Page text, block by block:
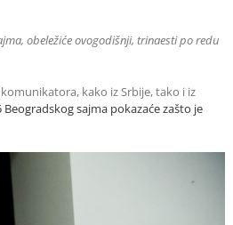
obeležiće ovogodišnji, trinaesti po redu
kako iz Srbije, tako i iz
sajma pokazaće zašto je